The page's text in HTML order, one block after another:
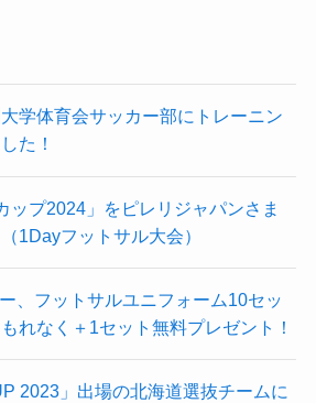
大学体育会サッカー部にトレーニン
た！
ップ2024」をピレリジャパンさま
1Dayフットサル大会）
、フットサルユニフォーム10セッ
れなく＋1セット無料プレゼント！
2023」出場の北海道選抜チームに